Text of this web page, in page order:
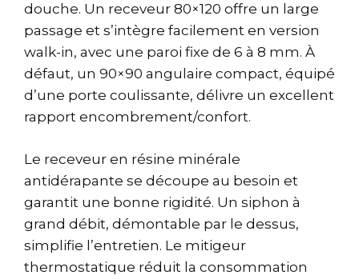
douche. Un receveur 80×120 offre un large
passage et s’intègre facilement en version
walk-in, avec une paroi fixe de 6 à 8 mm. À
défaut, un 90×90 angulaire compact, équipé
d’une porte coulissante, délivre un excellent
rapport encombrement/confort.
Le receveur en résine minérale
antidérapante se découpe au besoin et
garantit une bonne rigidité. Un siphon à
grand débit, démontable par le dessus,
simplifie l’entretien. Le mitigeur
thermostatique réduit la consommation